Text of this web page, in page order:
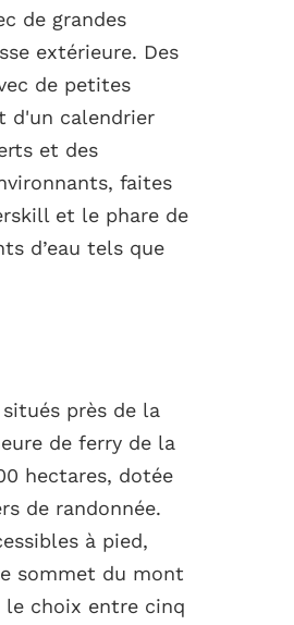
de grandes
extérieure. Des
de petites
d'un calendrier
et des
faites
et le phare de
d’eau tels que
près de la
de ferry de la
hectares, dotée
de randonnée.
à pied,
sommet du mont
le choix entre cinq